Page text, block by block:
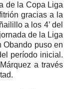
de la Copa Liga
gracias a la
a los 4’ del
de la Liga
Obando puso en
período inicial.
a través